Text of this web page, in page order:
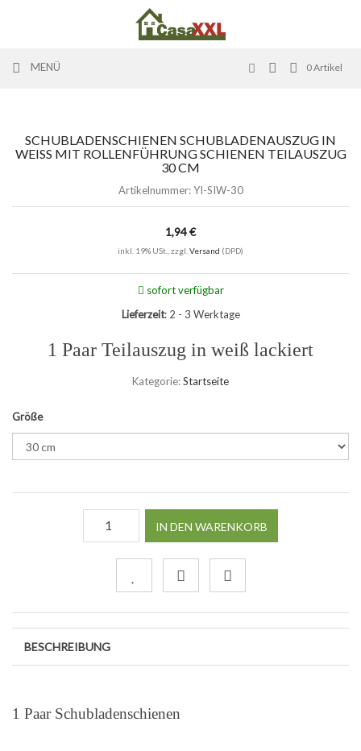
MENÜ 0Artikel
SCHUBLADENSCHIENEN SCHUBLADENAUSZUG IN
WEISS MIT ROLLENFÜHRUNG SCHIENEN TEILAUSZUG 3
0 CM
Artikelnummer:YI-SIW-30
1,94 €
inkl. 19% USt., zzgl. Versand (DPD)
sofort verfügbar
Lieferzeit: 2 - 3 Werktage
1 Paar Teilauszug in weiß lackiert
Kategorie:Startseite
Größe
IN DEN WARENKORB
BESCHREIBUNG
1 Paar Schubladenschienen